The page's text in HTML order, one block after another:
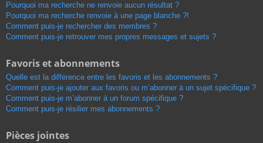
Pourquoi ma recherche ne renvoie aucun résultat ?
Pourquoi ma recherche renvoie à une page blanche ?!
Comment puis-je rechercher des membres ?
Comment puis-je retrouver mes propres messages et sujets ?
Favoris et abonnements
Quelle est la différence entre les favoris et les abonnements ?
Comment puis-je ajouter aux favoris ou m’abonner à un sujet spécifique ?
Comment puis-je m’abonner à un forum spécifique ?
Comment puis-je résilier mes abonnements ?
Pièces jointes